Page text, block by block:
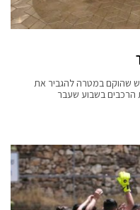
שהוקם במטרה להגביר את
הרכבים בשבוע שעבר